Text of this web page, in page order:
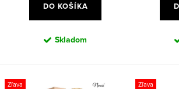
DO KOŠÍKA
Skladom
Zľava Zľava